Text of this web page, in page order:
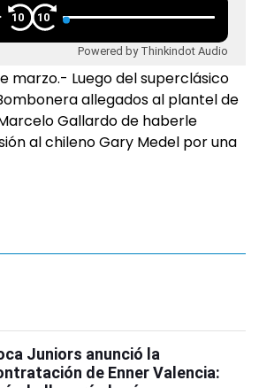
10 10
Powered by Thinkindot Audio
marzo.- Luego del superclásico
allegados al plantel de
Gallardo de haberle
al chileno Gary Medel por una
Juniors anunció la
de Enner Valencia: